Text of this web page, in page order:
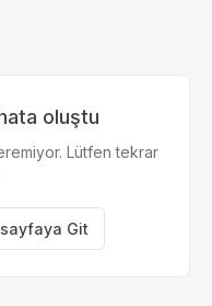
oluştu
Lütfen tekrar
Git